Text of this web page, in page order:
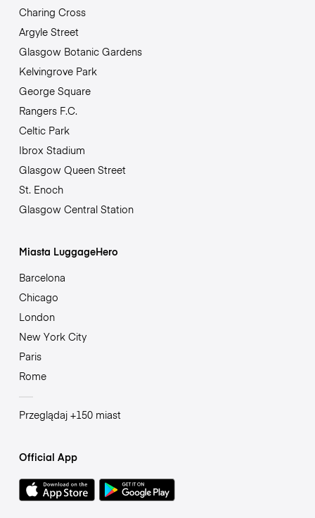
Charing Cross
Argyle Street
Glasgow Botanic Gardens
Kelvingrove Park
George Square
Rangers F.C.
Celtic Park
Ibrox Stadium
Glasgow Queen Street
St. Enoch
Glasgow Central Station
Miasta LuggageHero
Barcelona
Chicago
London
New York City
Paris
Rome
Przeglądaj +150 miast
Official App